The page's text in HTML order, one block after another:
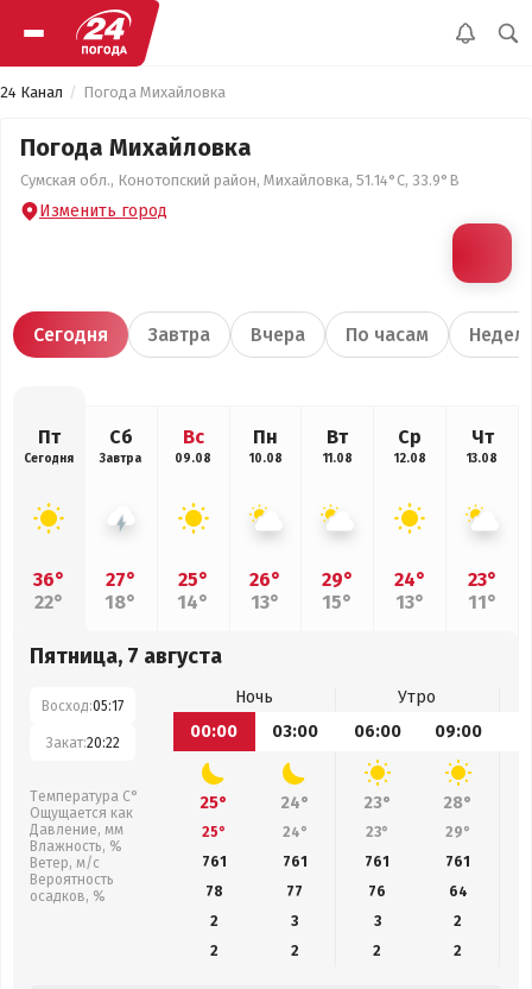
24 Канал Погода Михайловка
Погода Михайловка
Сумская обл., Конотопский район, Михайловка, 51.14°С, 33.9°В
Изменить город
Сегодня Завтра Вчера По часам
Пт
Сегодня
36°
22°
Сб
Завтра
27°
18°
Вс
09.08
25°
14°
Пн
10.08
26°
13°
Вт
11.08
29°
15°
Ср
12.08
24°
13°
Чт
13.08
23°
11°
Пятница, 7 августа
Восход:05:17
Закат:20:22
Температура С°
Ощущается как
Давление, мм
Влажность, %
Ветер, м/с
Вероятность
осадков, %
Ночь
Утро
00:00
03:00 06:00 09:00
25° 24° 23° 28°
25° 24° 23° 29°
761
761 761 761
78
77 76 64
2
3 3
2
2
2 2 2